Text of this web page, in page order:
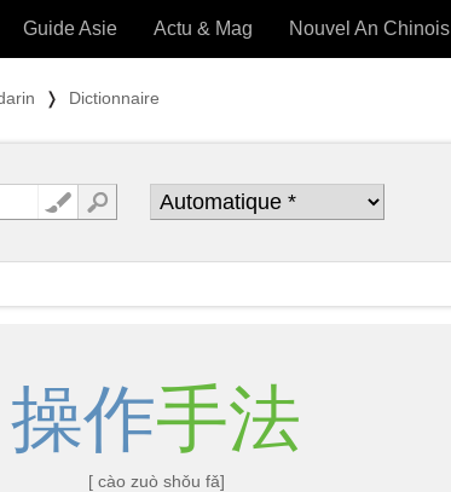
OUTILS) »
Guide Asie Actu & Mag Nouvel An Chinois
❭ Dictionnaire
操作手法
[ cào zuò shǒu fǎ]